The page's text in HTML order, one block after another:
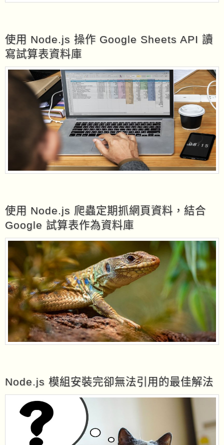
使用 Node.js 操作 Google Sheets API 讀
寫試算表資料庫
使用 Node.js 爬蟲定期抓網頁資料，結合
Google 試算表作為資料庫
Node.js 模組安裝完卻無法引用的最佳解法